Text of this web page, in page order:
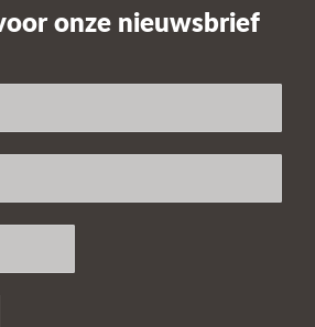
onze nieuwsbrief